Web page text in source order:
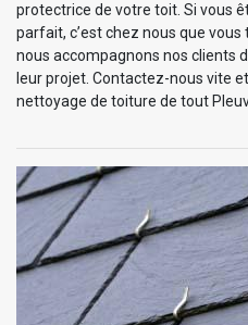
protectrice de votre toit. Si vous
parfait, c’est chez nous que
nous accompagnons nos clients
leur projet. Contactez-nous vite
nettoyage de toiture de tout